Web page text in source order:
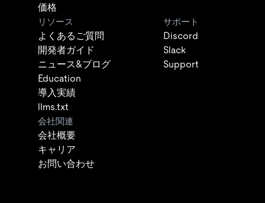
価格
リソース
よくあるご質問
開発者ガイド
ニュース&ブログ
Education
導入実績
llms.txt
サポート
Discord
Slack
Support
会社関連
会社概要
キャリア
お問い合わせ